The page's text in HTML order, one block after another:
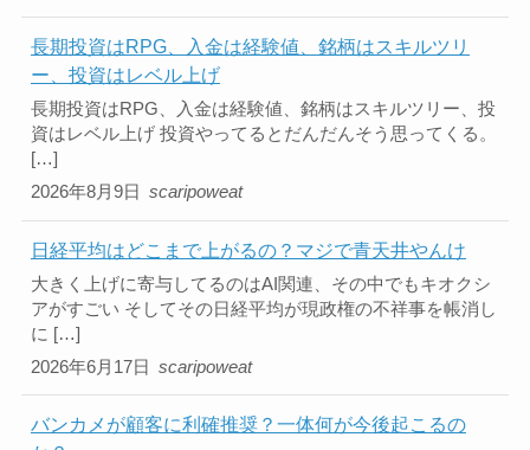
長期投資はRPG、入金は経験値、銘柄はスキルツリ
ー、投資はレベル上げ
2026年8月9日
長期投資はRPG、入金は経験値、銘柄はスキルツリー、投
資はレベル上げ 投資やってるとだんだんそう思ってくる。
[…]
scaripoweat
日経平均はどこまで上がるの？マジで青天井やんけ
2026年6月17日
大きく上げに寄与してるのはAI関連、その中でもキオクシ
アがすごい そしてその日経平均が現政権の不祥事を帳消し
に […]
scaripoweat
バンカメが顧客に利確推奨？一体何が今後起こるの